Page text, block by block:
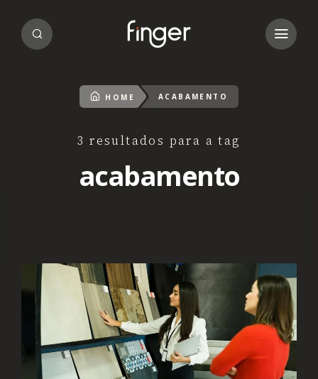
HOME ACABAMENTO
3 resultados para a tag
acabamento